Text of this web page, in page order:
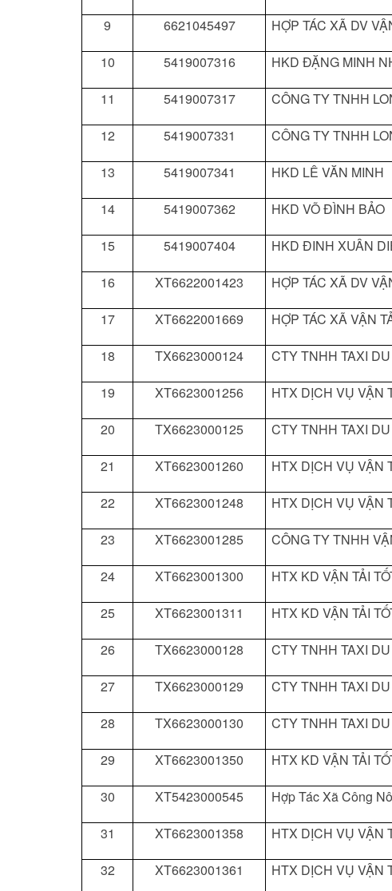
9
6621045497 HỢP TÁC XÃ DV
10
5419007316 HKD ĐẶNG MINH
11
5419007317 CÔNG TY TNHH
12
5419007331 CÔNG TY TNHH
13
5419007341 HKD LÊ VĂN MINH
14
5419007362 HKD VÕ ĐÌNH BẢO
15
5419007404 HKD ĐINH XUÂN
16
XT6622001423 HỢP TÁC XÃ DV
17
XT6622001669 HỢP TÁC XÃ VẬN
18
TX6623000124 CTY TNHH TAXI
19
XT6623001256 HTX DỊCH VỤ VẬN
20
TX6623000125 CTY TNHH TAXI
21
XT6623001260 HTX DỊCH VỤ VẬN
22
XT6623001248 HTX DỊCH VỤ VẬN
23
XT6623001285 CÔNG TY TNHH
24
XT6623001300 HTX KD VẬN TẢI
25
XT6623001311 HTX KD VẬN TẢI
26
TX6623000128 CTY TNHH TAXI
27
TX6623000129 CTY TNHH TAXI
28
TX6623000130 CTY TNHH TAXI
29
XT6623001350 HTX KD VẬN TẢI
30
XT5423000545 Hợp Tác Xã Công
31
XT6623001358 HTX DỊCH VỤ VẬN
32
XT6623001361 HTX DỊCH VỤ VẬN